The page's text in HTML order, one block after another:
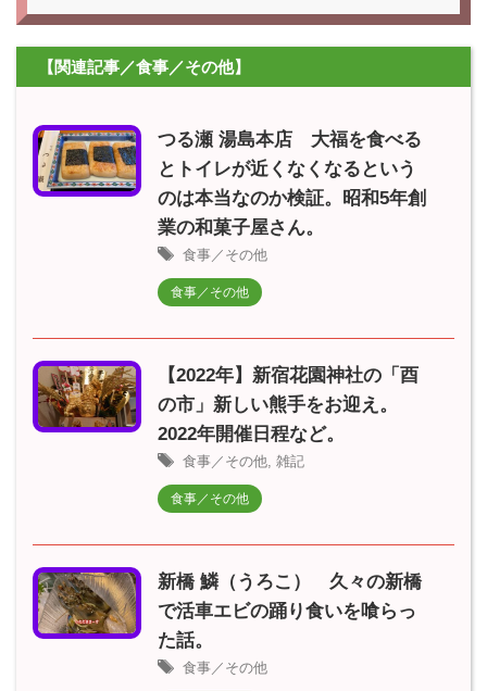
【関連記事／食事／その他】
つる瀬 湯島本店 大福を食べる
とトイレが近くなくなるという
のは本当なのか検証。昭和5年創
業の和菓子屋さん。
食事／その他
食事／その他
【2022年】新宿花園神社の「酉
の市」新しい熊手をお迎え。
2022年開催日程など。
食事／その他, 雑記
食事／その他
新橋 鱗（うろこ） 久々の新橋
で活車エビの踊り食いを喰らっ
た話。
食事／その他